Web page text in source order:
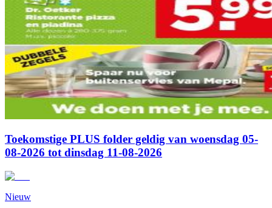
Toekomstige PLUS folder geldig van woensdag 05-
08-2026 tot dinsdag 11-08-2026
Nieuw